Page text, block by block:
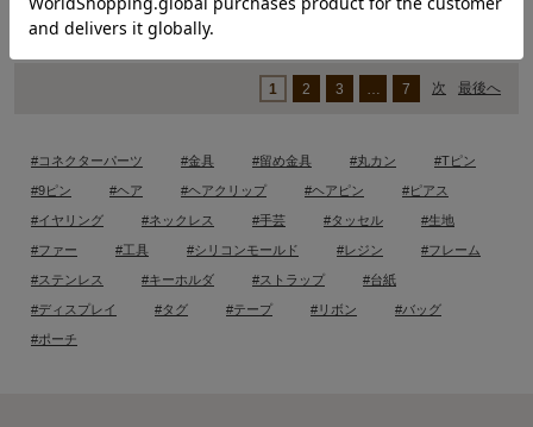
1 2 3 7 次 最後へ
#コネクターパーツ #金具 #留め金具 #丸カン #Tピン
#9ピン #ヘア #ヘアクリップ #ヘアピン #ピアス
#イヤリング #ネックレス #手芸 #タッセル #生地
#ファー #工具 #シリコンモールド #レジン #フレーム
#ステンレス #キーホルダ #ストラップ #台紙
#ディスプレイ #タグ #テープ #リボン #バッグ
#ポーチ